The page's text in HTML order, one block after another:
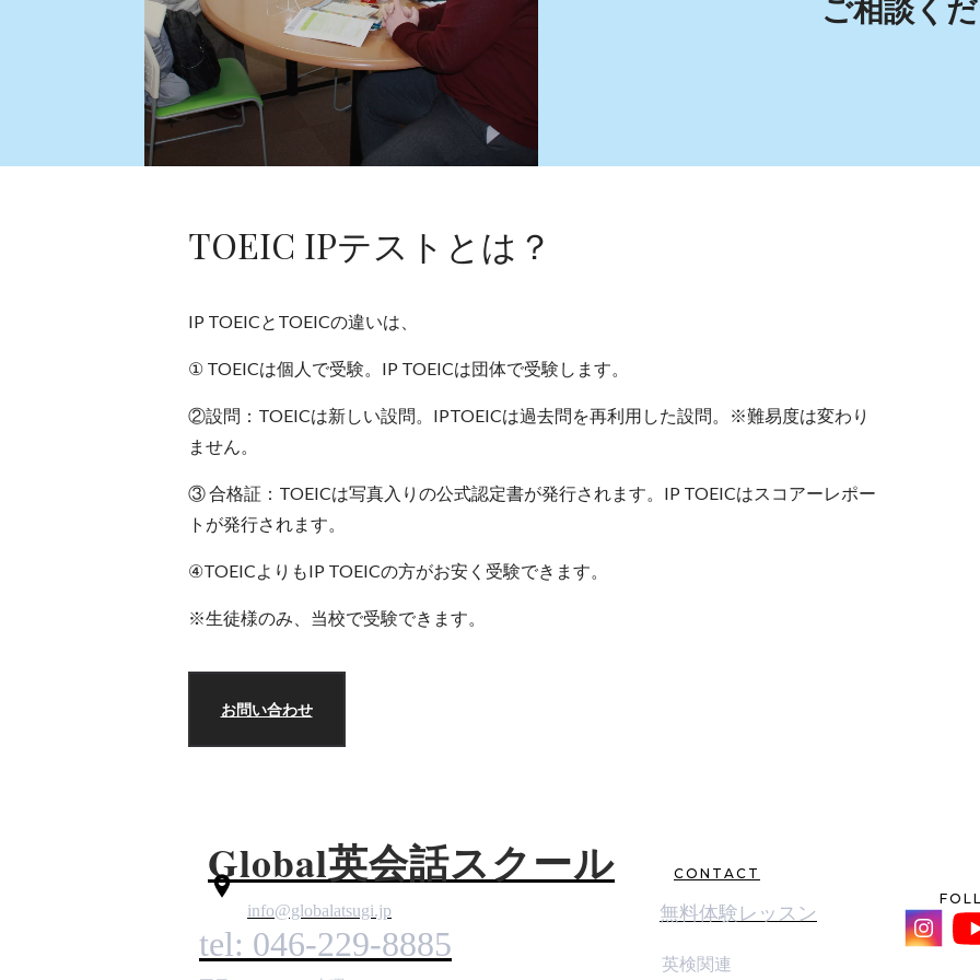
ご相談く
TOEIC IPテストとは？
IP TOEICとTOEICの違いは、
① TOEICは個人で受験。IP TOEICは団体で受験します。
②設問： TOEICは新しい設問。IPTOEICは過去問を再利用した設問。※難易度は変わり
ません。
③ 合格証： TOEICは写真入りの公式認定書が発行されます。IP TOEICはスコアーレポー
トが発行されます。
④TOEICよりもIP TOEICの方がお安く受験できます。
※生徒様のみ、当校で受験できます。
お問い合わせ
英検関連
無料体験レッスン
CONTACT
Global英会話スクール
info@globalatsugi.jp
tel: 046-229-8885